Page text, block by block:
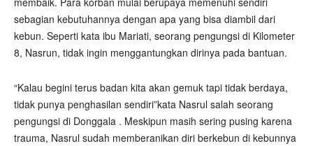
sebagian kebutuhannya dengan apa yang bisa diambil dari
kebun. Seperti kata ibu Mariati, seorang pengungsi di Kilometer
8, Nasrun, tidak ingin menggantungkan dirinya pada bantuan.
“Kalau begini terus badan kita akan gemuk tapi tidak berdaya,
tidak punya penghasilan sendiri”kata Nasrul salah seorang
pengungsi di Donggala . Meskipun masih sering pusing karena
trauma, Nasrul sudah memberanikan diri berkebun di kebunnya